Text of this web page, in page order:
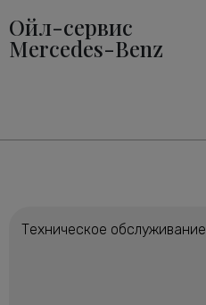
Ойл-сервис
Mercedes-Benz
Техническое обслуживание